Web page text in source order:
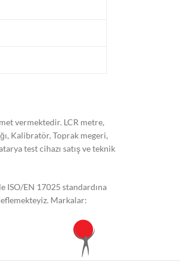
vermektedir. LCR metre,
Kalibratör, Toprak megeri,
test cihazı satış ve teknik
ISO/EN 17025 standardına
Markalar: